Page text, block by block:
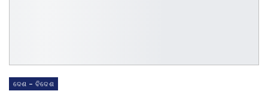
ଦେଶ - ବିଦେଶ